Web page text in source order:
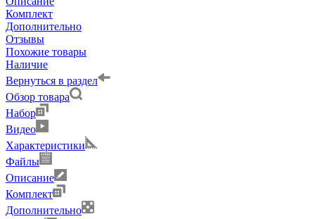
Комплект
Дополнительно
Отзывы
Похожие товары
Наличие
Вернуться в раздел
Обзор товара
Набор
Видео
Характеристики
Файлы
Описание
Комплект
Дополнительно